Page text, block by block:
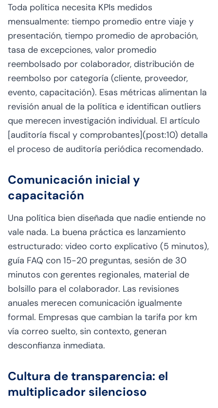
Toda política necesita KPIs medidos
mensualmente: tiempo promedio entre viaje y
presentación, tiempo promedio de aprobación,
tasa de excepciones, valor promedio
reembolsado por colaborador, distribución de
reembolso por categoría (cliente, proveedor,
evento, capacitación). Esas métricas alimentan la
revisión anual de la política e identifican outliers
que merecen investigación individual. El artículo
[auditoría fiscal y comprobantes](post:10) detalla
el proceso de auditoría periódica recomendado.
Comunicación inicial y
capacitación
Una política bien diseñada que nadie entiende no
vale nada. La buena práctica es lanzamiento
estructurado: video corto explicativo (5 minutos),
guía FAQ con 15-20 preguntas, sesión de 30
minutos con gerentes regionales, material de
bolsillo para el colaborador. Las revisiones
anuales merecen comunicación igualmente
formal. Empresas que cambian la tarifa por km
vía correo suelto, sin contexto, generan
desconfianza inmediata.
Cultura de transparencia: el
multiplicador silencioso